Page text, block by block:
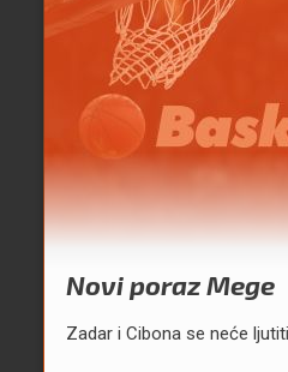
Novi poraz Mege
Zadar i Cibona se neće